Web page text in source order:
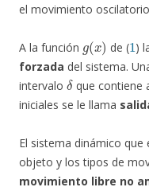
el movimiento
A la función
( )
de ( )
forzada del sistema.
intervalo
δ
que contiene
iniciales se le llama
El sistema dinámico
objeto y los tipos de
movimiento libre no